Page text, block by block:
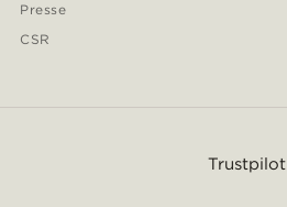
Presse
CSR
Trustpilot